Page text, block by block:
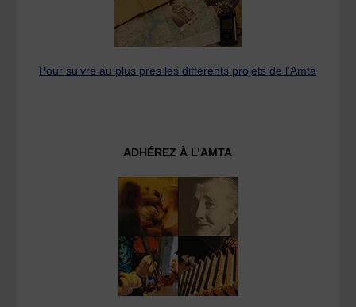
Pour suivre au plus près les différents projets de l’Amta
ADHÉREZ À L’AMTA